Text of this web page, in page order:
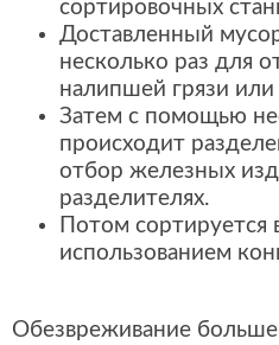
сортировочных
Доставленный
несколько раз для
налипшей грязи
Затем с помощью
происходит
отбор железных
разделителях.
Потом сортируется
использованием
Обезвреживание